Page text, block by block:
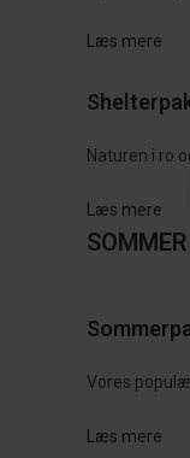
Læs mere
Naturen i ro
Læs mere
Vores
Læs mere